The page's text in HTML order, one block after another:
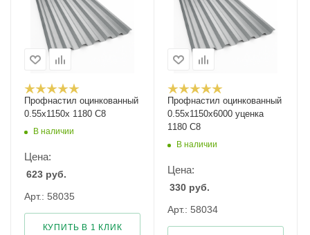
Профнастил оцинкованный
0.55х1150х 1180 С8
В наличии
Цена:
623 руб.
Арт.: 58035
КУПИТЬ В 1 КЛИК
Профнастил оцинкованный
0.55х1150х6000 уценка
1180 С8
В наличии
Цена:
330 руб.
Арт.: 58034